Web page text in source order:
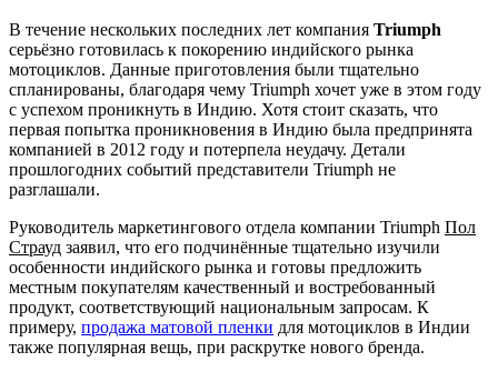
В течение нескольких последних лет компания Triumph
серьёзно готовилась к покорению индийского рынка
мотоциклов. Данные приготовления были тщательно
спланированы, благодаря чему Triumph хочет уже в этом году
с успехом проникнуть в Индию. Хотя стоит сказать, что
первая попытка проникновения в Индию была предпринята
компанией в 2012 году и потерпела неудачу. Детали
прошлогодних событий представители Triumph не
разглашали.
Руководитель маркетингового отдела компании Triumph Пол
Страуд заявил, что его подчинённые тщательно изучили
особенности индийского рынка и готовы предложить
местным покупателям качественный и востребованный
продукт, соответствующий национальным запросам. К
примеру, продажа матовой пленки для мотоциклов в Индии
также популярная вещь, при раскрутке нового бренда.